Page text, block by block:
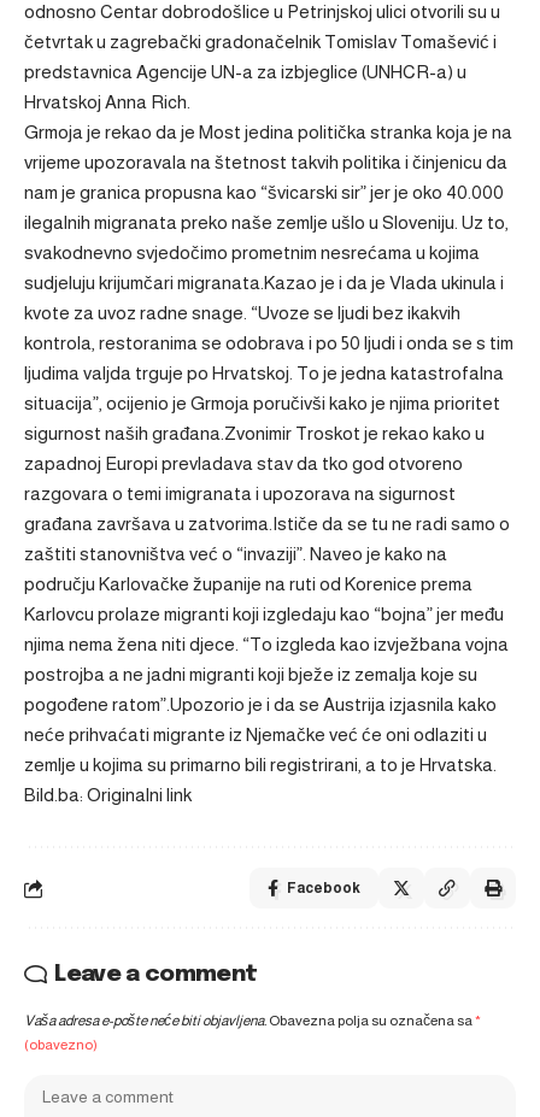
odnosno Centar dobrodošlice u Petrinjskoj ulici otvorili su u
četvrtak u zagrebački gradonačelnik Tomislav Tomašević i
predstavnica Agencije UN-a za izbjeglice (UNHCR-a) u
Hrvatskoj Anna Rich.
Grmoja je rekao da je Most jedina politička stranka koja je na
vrijeme upozoravala na štetnost takvih politika i činjenicu da
nam je granica propusna kao “švicarski sir” jer je oko 40.000
ilegalnih migranata preko naše zemlje ušlo u Sloveniju. Uz to,
svakodnevno svjedočimo prometnim nesrećama u kojima
sudjeluju krijumčari migranata.Kazao je i da je Vlada ukinula i
kvote za uvoz radne snage. “Uvoze se ljudi bez ikakvih
kontrola, restoranima se odobrava i po 50 ljudi i onda se s tim
ljudima valjda trguje po Hrvatskoj. To je jedna katastrofalna
situacija”, ocijenio je Grmoja poručivši kako je njima prioritet
sigurnost naših građana.Zvonimir Troskot je rekao kako u
zapadnoj Europi prevladava stav da tko god otvoreno
razgovara o temi imigranata i upozorava na sigurnost
građana završava u zatvorima.Ističe da se tu ne radi samo o
zaštiti stanovništva već o “invaziji”. Naveo je kako na
području Karlovačke županije na ruti od Korenice prema
Karlovcu prolaze migranti koji izgledaju kao “bojna” jer među
njima nema žena niti djece. “To izgleda kao izvježbana vojna
postrojba a ne jadni migranti koji bježe iz zemalja koje su
pogođene ratom”.Upozorio je i da se Austrija izjasnila kako
neće prihvaćati migrante iz Njemačke već će oni odlaziti u
zemlje u kojima su primarno bili registrirani, a to je Hrvatska.
Bild.ba: Originalni link
Facebook
Leave a comment
Vaša adresa e-pošte neće biti objavljena. Obavezna polja su označena sa*
(obavezno)